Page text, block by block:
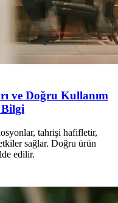
ve Doğru Kullanım
tahrişi hafifletir,
sağlar. Doğru ürün
edilir.